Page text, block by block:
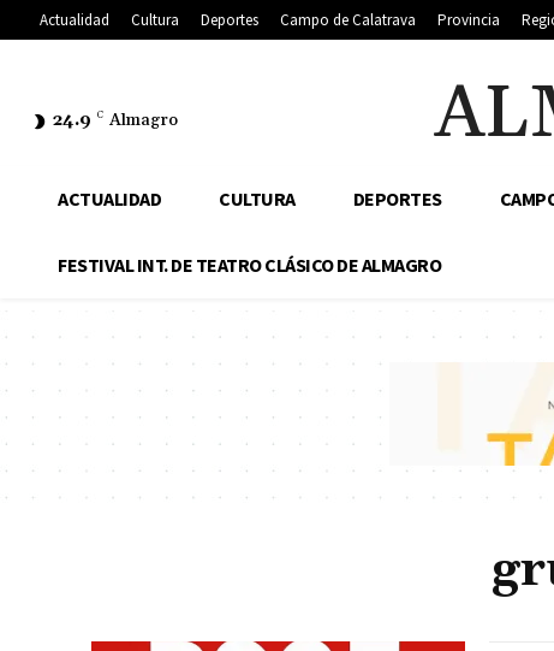
Actualidad Cultura Deportes Campo de Calatrava Provincia
24.9 C Almagro
ACTUALIDAD CULTURA DEPORTES
FESTIVAL INT. DE TEATRO CLÁSICO DE ALMAGRO